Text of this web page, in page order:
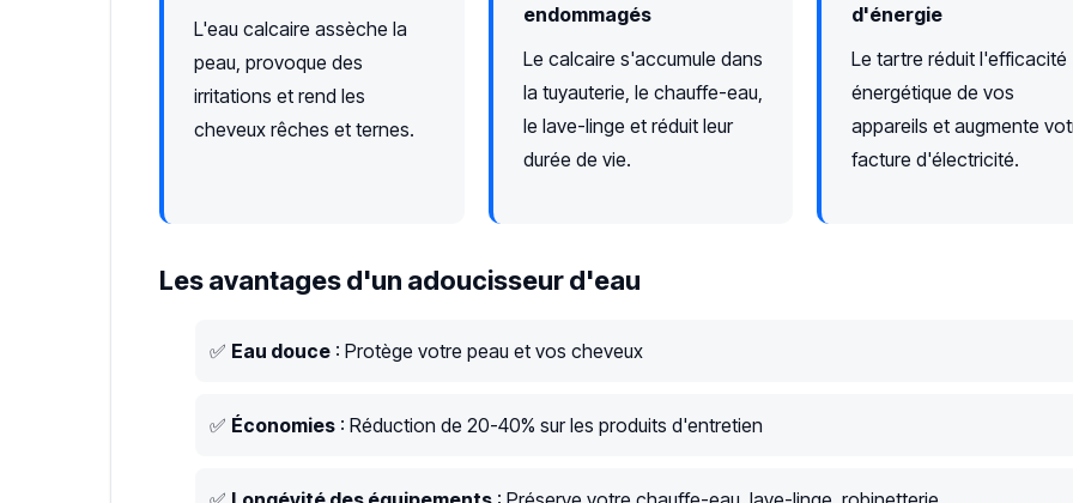
L'eau calcaire assèche la
peau, provoque des
irritations et rend les
cheveux rêches et ternes.
endommagés
Le calcaire s'accumule dans
la tuyauterie, le chauffe-eau,
le lave-linge et réduit leur
durée de vie.
d'énergie
Le tartre réduit l'efficacité
énergétique de vos
appareils et augmente
facture d'électricité.
Les avantages d'un adoucisseur d'eau
✅ Eau douce : Protège votre peau et vos cheveux
✅ Économies : Réduction de 20-40% sur les produits d'entretien